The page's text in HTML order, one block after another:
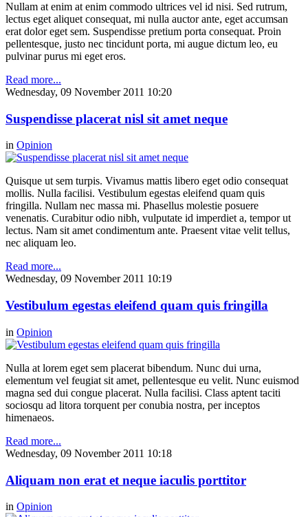
Nullam at enim at enim commodo ultrices vel id nisi. Sed rutrum,
lectus eget aliquet consequat, mi nulla auctor ante, eget accumsan
erat dolor eget sem. Suspendisse pretium porta consequat. Proin
pellentesque, justo nec tincidunt porta, mi augue dictum leo, eu
pulvinar purus mi eget eros.
Read more...
Wednesday, 09 November 2011 10:20
Suspendisse placerat nisl sit amet neque
in Opinion
Quisque ut sem turpis. Vivamus mattis libero eget odio consequat
mollis. Nulla facilisi. Vestibulum egestas eleifend quam quis
fringilla. Nullam nec massa mi. Phasellus molestie posuere
venenatis. Curabitur odio nibh, vulputate id imperdiet a, tempor ut
lectus. Nam sit amet condimentum ante. Praesent vitae velit tellus,
nec aliquam leo.
Read more...
Wednesday, 09 November 2011 10:19
Vestibulum egestas eleifend quam quis fringilla
in Opinion
Nulla at lorem eget sem placerat bibendum. Nunc dui urna,
elementum vel feugiat sit amet, pellentesque eu velit. Nunc euismod
magna sed dui congue placerat. Nulla facilisi. Class aptent taciti
sociosqu ad litora torquent per conubia nostra, per inceptos
himenaeos.
Read more...
Wednesday, 09 November 2011 10:18
Aliquam non erat et neque iaculis porttitor
in Opinion